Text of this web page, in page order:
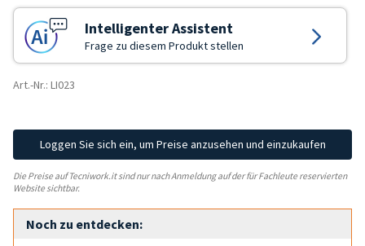
Intelligenter Assistent
Frage zu diesem Produkt stellen
Art.-Nr.: LI023
Loggen Sie sich ein, um Preise anzusehen und einzukaufen
Die Preise auf Tecniwork.it sind nur nach Anmeldung auf der für Fachleute reservierten
Website sichtbar.
Noch zu entdecken: